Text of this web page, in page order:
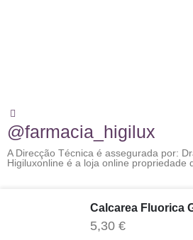
Calcarea Fluorica
5,30 €
@farmacia_higilux
A Direcção Técnica é assegurada por:
Higiluxonline é a loja online propriedade
©2026 - Farmácia Higilux - Todos os